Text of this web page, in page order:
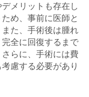
メリットも存在し
め、事前に医師と
た、手術後は腫れ
全に回復するまで
らに、手術には費
慮する必要があり